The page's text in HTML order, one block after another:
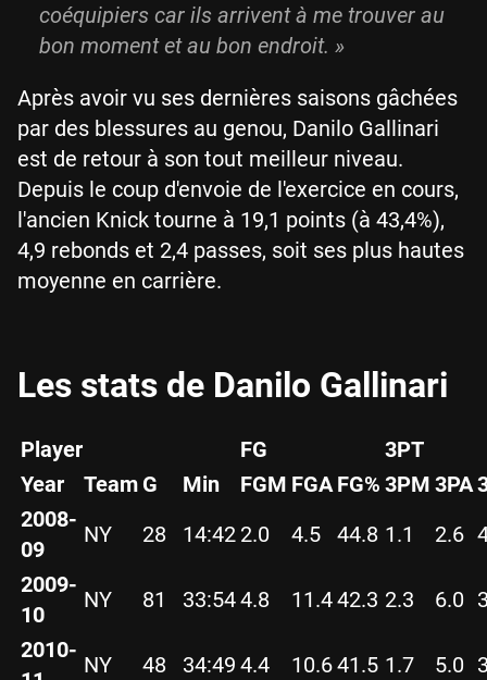
coéquipiers car ils arrivent à me trouver au
bon moment et au bon endroit. »
Après avoir vu ses dernières saisons gâchées
par des blessures au genou, Danilo Gallinari
est de retour à son tout meilleur niveau.
Depuis le coup d'envoie de l'exercice en cours,
l'ancien Knick tourne à 19,1 points (à 43,4%),
4,9 rebonds et 2,4 passes, soit ses plus hautes
moyenne en carrière.
Les stats de Danilo Gallinari
Player FG
3PT
Year
Team G Min FGM FGA FG% 3PM 3PA
2008-
09
NY 28 14:42 2.0 4.5 44.8 1.1 2.6
2009-
10
NY 81 33:544.8 11.442.3 2.3 6.0
2010-
NY 48 34:49 4.4 10.641.5 1.7 5.0